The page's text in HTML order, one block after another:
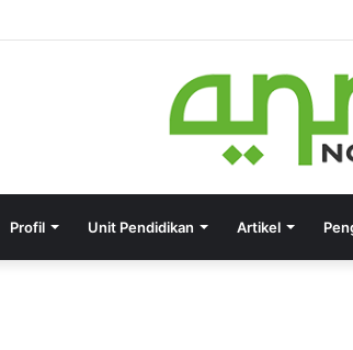
Profil Unit Pendidikan Artikel